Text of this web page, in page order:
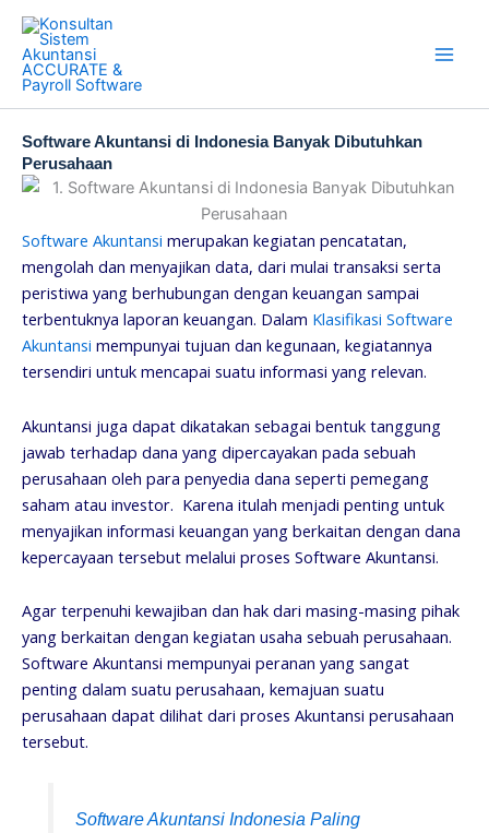
Skip
content
Software Akuntansi di Indonesia Banyak Dibutuhkan
Perusahaan
Software Akuntansi merupakan kegiatan pencatatan,
mengolah dan menyajikan data, dari mulai transaksi serta
peristiwa yang berhubungan dengan keuangan sampai
terbentuknya laporan keuangan. Dalam Klasifikasi Software
Akuntansi mempunyai tujuan dan kegunaan, kegiatannya
tersendiri untuk mencapai suatu informasi yang relevan.
Akuntansi juga dapat dikatakan sebagai bentuk tanggung
jawab terhadap dana yang dipercayakan pada sebuah
perusahaan oleh para penyedia dana seperti pemegang
saham atau investor. Karena itulah menjadi penting untuk
menyajikan informasi keuangan yang berkaitan dengan dana
kepercayaan tersebut melalui proses Software Akuntansi.
Agar terpenuhi kewajiban dan hak dari masing-masing pihak
yang berkaitan dengan kegiatan usaha sebuah perusahaan.
Software Akuntansi mempunyai peranan yang sangat
penting dalam suatu perusahaan, kemajuan suatu
perusahaan dapat dilihat dari proses Akuntansi perusahaan
tersebut.
Software Akuntansi Indonesia Paling